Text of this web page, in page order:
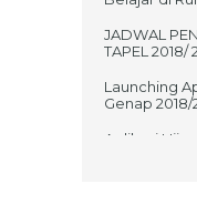
JADWAL
TAPEL 2018/
Launching
Genap 2018/
Aplikasi